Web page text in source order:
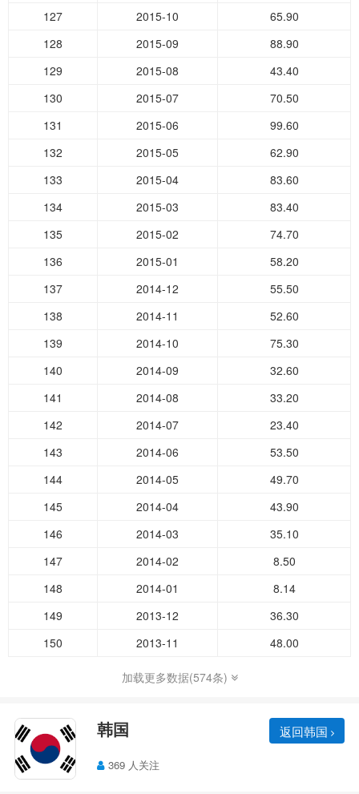
127 2015-10
65.90
128
2015-09
88.90
129
2015-08
43.40
130
2015-07
70.50
131
2015-06
99.60
132
2015-05
62.90
133
2015-04
83.60
134
2015-03
83.40
135
2015-02
74.70
136
2015-01
58.20
137
2014-12
55.50
138
2014-11
52.60
139
2014-10
75.30
140
2014-09
32.60
141
2014-08
33.20
142
2014-07
23.40
143
2014-06
53.50
144
2014-05
49.70
145
2014-04
43.90
146
2014-03
35.10
147
2014-02
8.50
148
2014-01
8.14
149
2013-12
36.30
150
2013-11 48.00
加载更多数据(574条)
韩国 返回韩国
369 人关注